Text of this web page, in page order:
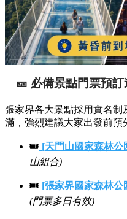
🎫 必備景點門票預訂
張家界各大景點採用實名制
滿，強烈建議大家出發前預
🎟️ [天門山國家森林公
山組合)
🎟️ [張家界國家森林
(門票多日有效)